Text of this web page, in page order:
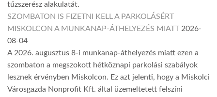
tűzszerész alakulatát.
SZOMBATON IS FIZETNI KELL A PARKOLÁSÉRT
MISKOLCON A MUNKANAP-ÁTHELYEZÉS MIATT 2026-
08-04
A 2026. augusztus 8-i munkanap-áthelyezés miatt ezen a
szombaton a megszokott hétköznapi parkolási szabályok
lesznek érvényben Miskolcon. Ez azt jelenti, hogy a Miskolci
Városgazda Nonprofit Kft. által üzemeltetett felszíni